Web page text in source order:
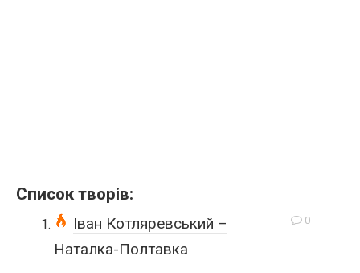
Список творів:
0
Іван Котляревський –
Наталка-Полтавка